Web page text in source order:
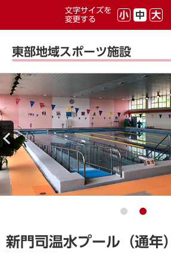
文字サイズを
変更する
小 中 大
東部地域スポーツ施設
新門司温水プール（通年）